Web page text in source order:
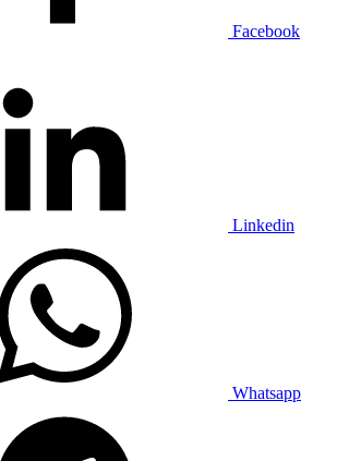
Facebook
Linkedin
Whatsapp